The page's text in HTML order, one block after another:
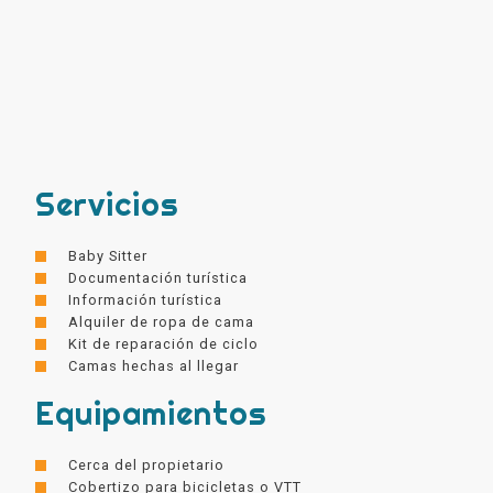
Servicios
Baby Sitter
Documentación turística
Información turística
Alquiler de ropa de cama
Kit de reparación de ciclo
Camas hechas al llegar
Equipamientos
Cerca del propietario
Cobertizo para bicicletas o VTT